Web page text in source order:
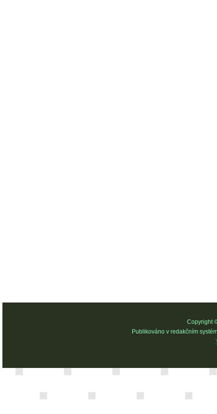
Copyright
Publikováno v redakčním